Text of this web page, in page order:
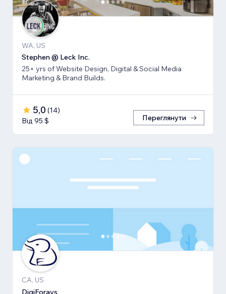
WA, US
Stephen @ Leck Inc.
25+ yrs of Website Design, Digital & Social Media
Marketing & Brand Builds.
5,0 (14)
Від 95 $
Переглянути
CA, US
DigiForays